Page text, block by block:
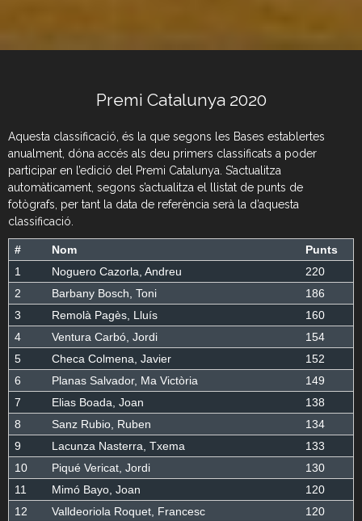
Premi Catalunya 2020
Aquesta classificació, és la que segons les Bases establertes
anualment, dóna accés als deu primers classificats a poder
participar en l’edició del Premi Catalunya. S’actualitza
automàticament, segons s’actualitza el llistat de punts de
fotògrafs, per tant la data de referència serà la d’aquesta
classificació.
# Nom
Punts
1
Noguero Cazorla, Andreu
220
2
Barbany Bosch, Toni
186
3
Remolà Pagès, Lluís
160
4
Ventura Carbó, Jordi
154
5
Checa Colmena, Javier
152
6
Planas Salvador, Ma Victòria
149
7
Elias Boada, Joan
138
8
Sanz Rubio, Ruben
134
9
Lacunza Nasterra, Txema
133
10
Piqué Vericat, Jordi
130
11
Mimó Bayo, Joan
120
12
Valldeoriola Roquet, Francesc
120